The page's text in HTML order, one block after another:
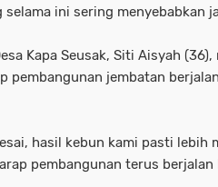
ini sering menyebabkan
Kapa Seusak, Siti Aisyah
pembangunan jembatan
hasil kebun kami pasti lebih
pembangunan terus berjalan